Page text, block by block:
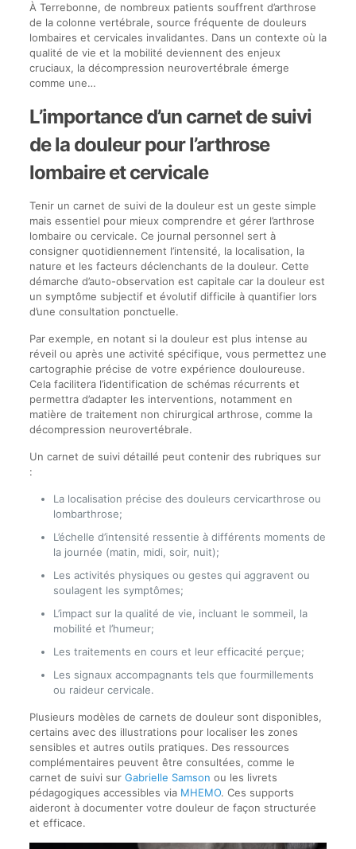
À Terrebonne, de nombreux patients souffrent d’arthrose
de la colonne vertébrale, source fréquente de douleurs
lombaires et cervicales invalidantes. Dans un contexte où la
qualité de vie et la mobilité deviennent des enjeux
cruciaux, la décompression neurovertébrale émerge
comme une…
L’importance d’un carnet de suivi
de la douleur pour l’arthrose
lombaire et cervicale
Tenir un carnet de suivi de la douleur est un geste simple
mais essentiel pour mieux comprendre et gérer l’arthrose
lombaire ou cervicale. Ce journal personnel sert à
consigner quotidiennement l’intensité, la localisation, la
nature et les facteurs déclenchants de la douleur. Cette
démarche d’auto-observation est capitale car la douleur est
un symptôme subjectif et évolutif difficile à quantifier lors
d’une consultation ponctuelle.
Par exemple, en notant si la douleur est plus intense au
réveil ou après une activité spécifique, vous permettez une
cartographie précise de votre expérience douloureuse.
Cela facilitera l’identification de schémas récurrents et
permettra d’adapter les interventions, notamment en
matière de traitement non chirurgical arthrose, comme la
décompression neurovertébrale.
Un carnet de suivi détaillé peut contenir des rubriques sur
:
La localisation précise des douleurs cervicarthrose ou
lombarthrose;
L’échelle d’intensité ressentie à différents moments de
la journée (matin, midi, soir, nuit);
Les activités physiques ou gestes qui aggravent ou
soulagent les symptômes;
L’impact sur la qualité de vie, incluant le sommeil, la
mobilité et l’humeur;
Les traitements en cours et leur efficacité perçue;
Les signaux accompagnants tels que fourmillements
ou raideur cervicale.
Plusieurs modèles de carnets de douleur sont disponibles,
certains avec des illustrations pour localiser les zones
sensibles et autres outils pratiques. Des ressources
complémentaires peuvent être consultées, comme le
carnet de suivi sur Gabrielle Samson ou les livrets
pédagogiques accessibles via MHEMO. Ces supports
aideront à documenter votre douleur de façon structurée
et efficace.